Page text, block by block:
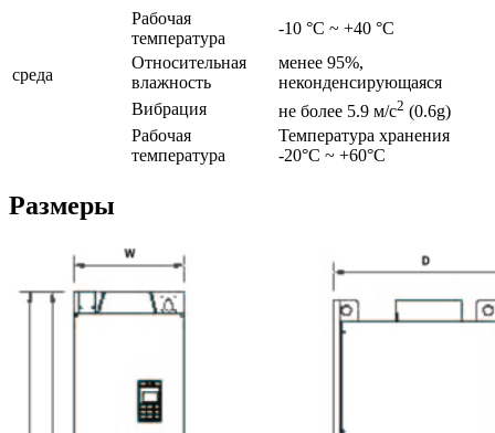
среда
Рабочая
температура
-10 °C ~ +40 °C
Относительная
влажность
менее 95%,
неконденсирующаяся
Вибрация
не более 5.9 м/с2 (0.6g)
Рабочая
температура
Температура хранения
-20°C ~ +60°C
Размеры